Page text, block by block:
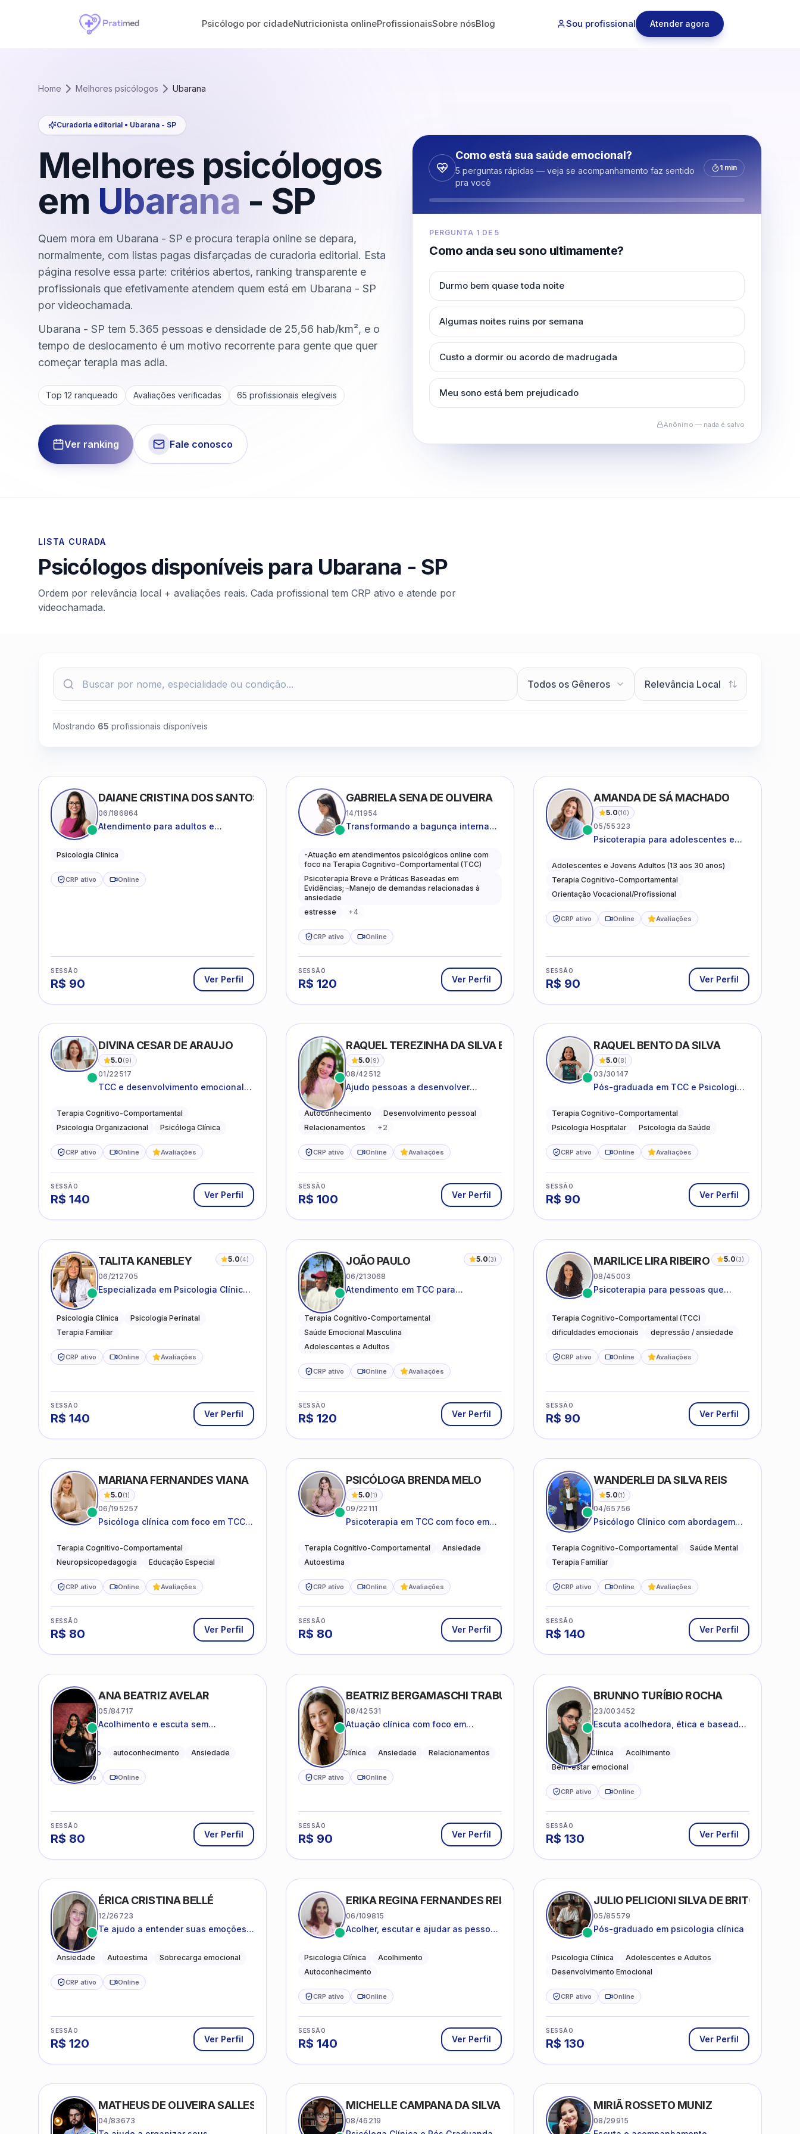
Psicólogo por cidadeNutricionista onlineProfissionaisSobre nósBlog Sou profissional Atender agora
Home Melhores psicólogos Ubarana
Curadoria editorial • Ubarana - SP
Melhores psicólogos
em Ubarana - SP
Quem mora em Ubarana - SP e procura terapia online se depara,
normalmente, com listas pagas disfarçadas de curadoria editorial. Esta
página resolve essa parte: critérios abertos, ranking transparente e
profissionais que efetivamente atendem quem está em Ubarana - SP
por videochamada.
Ubarana - SP tem 5.365 pessoas e densidade de 25,56 hab/km², e o
tempo de deslocamento é um motivo recorrente para gente que quer
começar terapia mas adia.
Top 12 ranqueado Avaliações verificadas 65 profissionais elegíveis
Ver ranking Fale conosco
Como está sua saúde emocional?
5 perguntas rápidas — veja se acompanhamento faz sentido
pra você
1 min
PERGUNTA 1 DE5
Como anda seu sono ultimamente?
Durmo bem quase toda noite
Algumas noites ruins por semana
Custo a dormir ou acordo de madrugada
Meu sono está bem prejudicado
Anônimo — nada é salvo
LISTA CURADA
Psicólogos disponíveis para Ubarana - SP
Ordem por relevância local + avaliações reais. Cada profissional tem CRP ativo e atende por
videochamada.
Mostrando 65 profissionais disponíveis
DAIANE CRISTINA DOS SANTOS
06/186864
Atendimento para adultos e
Psicologia Clinica
CRP ativo Online
SESSÃO
R$ 90 Ver Perfil
GABRIELA SENA DE OLIVEIRA
14/11954
Transformando a bagunça interna
leveza e caminhos mais gentis para
se viver.
-Atuação em atendimentos psicológicos online com
foco na Terapia Cognitivo-Comportamental (TCC)
Psicoterapia Breve e Práticas Baseadas em
Evidências; -Manejo de demandas relacionadas à
ansiedade
estresse
+4
CRP ativo Online
SESSÃO
R$ 120 Ver Perfil
AMANDA DE SÁ MACHADO
5.0(10)
05/55323
Psicoterapia para adolescentes e
ansiedade, autoestima, relações e
orientação profissional
Adolescentes e Jovens Adultos (13 aos 30 anos)
Terapia Cognitivo-Comportamental
Orientação Vocacional/Profissional
CRP ativo Online Avaliações
SESSÃO
R$ 90 Ver Perfil
DIVINA CESAR DE ARAUJO
5.0(9)
01/22517
TCC e desenvolvimento emocional
Terapia Cognitivo-Comportamental
Psicologia Organizacional
Psicóloga Clínica
CRP ativo Online Avaliações
SESSÃO
R$ 140 Ver Perfil
RAQUEL TEREZINHA DA SILVA BIONDI
5.0(9)
08/42512
Ajudo pessoas a desenvolver
saudáveis
Autoconhecimento
Desenvolvimento pessoal
Relacionamentos
+2
CRP ativo Online Avaliações
SESSÃO
R$ 100 Ver Perfil
RAQUEL BENTO DA SILVA
5.0(8)
03/30147
Pós-graduada em TCC e Psicologia
Terapia Cognitivo-Comportamental
Psicologia Hospitalar
Psicologia da Saúde
CRP ativo Online Avaliações
SESSÃO
R$ 90 Ver Perfil
TALITA KANEBLEY 5.0(4)
06/212705
Especializada em Psicologia Clínica
adultos e famílias
Psicologia Clínica
Psicologia Perinatal
Terapia Familiar
CRP ativo Online Avaliações
SESSÃO
R$ 140 Ver Perfil
JOÃO PAULO 5.0(3)
06/213068
Atendimento em TCC para
desenvolvimento de autonomia
emocional
Terapia Cognitivo-Comportamental
Saúde Emocional Masculina
Adolescentes e Adultos
CRP ativo Online Avaliações
SESSÃO
R$ 120 Ver Perfil
MARILICE LIRA RIBEIRO 5.0(3)
08/45003
Psicoterapia para pessoas que
lidar com as dificuldades do dia a
dia
Terapia Cognitivo-Comportamental (TCC)
dificuldades emocionais
depressão / ansiedade
CRP ativo Online Avaliações
SESSÃO
R$ 90 Ver Perfil
MARIANA FERNANDES VIANA
5.0(1)
06/195257
Psicóloga clínica com foco em TCC,
acompanhamento do
neurodesenvolvimento.
Terapia Cognitivo-Comportamental
Neuropsicopedagogia
Educação Especial
CRP ativo Online Avaliações
SESSÃO
R$ 80 Ver Perfil
PSICÓLOGA BRENDA MELO
5.0(1)
09/22111
Psicoterapia em TCC com foco em
práticas para o cotidiano
Terapia Cognitivo-Comportamental
Ansiedade
Autoestima
CRP ativo Online Avaliações
SESSÃO
R$ 80 Ver Perfil
WANDERLEI DA SILVA REIS
5.0(1)
04/65756
Psicólogo Clínico com abordagem
e terapia sistêmica
Terapia Cognitivo-Comportamental
Saúde Mental
Terapia Familiar
CRP ativo Online Avaliações
SESSÃO
R$ 140 Ver Perfil
ANA BEATRIZ AVELAR
05/84717
Acolhimento e escuta sem
Acolhimento autoconhecimento Ansiedade
CRP ativo Online
SESSÃO
R$ 80 Ver Perfil
BEATRIZ BERGAMASCHI TRABUCO
08/42531
Atuação clínica com foco em
e transições de vida
Psicologia Clínica Ansiedade Relacionamentos
CRP ativo Online
SESSÃO
R$ 90 Ver Perfil
BRUNNO TURÍBIO ROCHA
23/003452
Escuta acolhedora, ética e baseada
Psicologia Clínica
Acolhimento
Bem-estar emocional
CRP ativo Online
SESSÃO
R$ 130 Ver Perfil
ÉRICA CRISTINA BELLÉ
12/26723
Te ajudo a entender suas emoções e
lidar com o que você está vivendo
Ansiedade Autoestima Sobrecarga emocional
CRP ativo Online
SESSÃO
R$ 120 Ver Perfil
ERIKA REGINA FERNANDES REIS FRIAS
06/109815
Acolher, escutar e ajudar as pessoas
Psicologia Clínica
Acolhimento
Autoconhecimento
CRP ativo Online
SESSÃO
R$ 140 Ver Perfil
JULIO PELICIONI SILVA DE BRITO
05/85579
Pós-graduado em psicologia clínica
Psicologia Clínica
Adolescentes e Adultos
Desenvolvimento Emocional
CRP ativo Online
SESSÃO
R$ 130 Ver Perfil
MATHEUS DE OLIVEIRA SALLES
04/83673
MICHELLE CAMPANA DA SILVA
08/46219
MIRIÃ ROSSETO MUNIZ
08/29915